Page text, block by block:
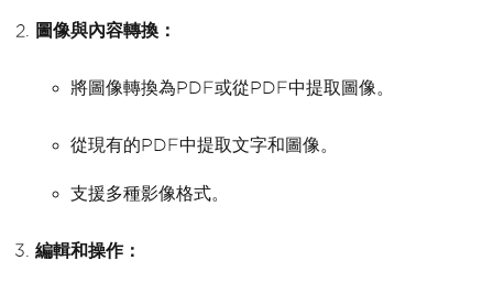
圖像與內容轉換：
將圖像轉換為PDF或從PDF中提取圖像。
從現有的PDF中提取文字和圖像。
支援多種影像格式。
編輯和操作：